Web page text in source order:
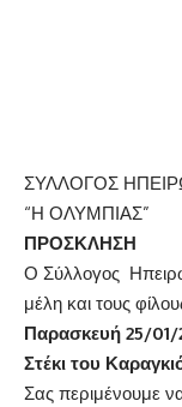
ΣΥΛΛΟΓΟΣ
“Η ΟΛΥΜΠΙΑΣ”
ΠΡΟΣΚΛΗΣΗ
Ο Σύλλογος
μέλη και τους
Παρασκευή 25/01/
Στέκι του
Σας περιμένουμε